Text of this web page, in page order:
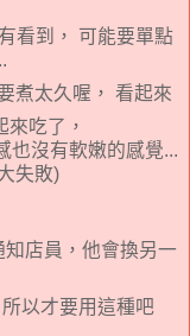
看到， 可能要單點
煮太久喔， 看起來
吃了，
也沒有軟嫩的感覺...
失敗)
店員，他會換另一
以才要用這種吧